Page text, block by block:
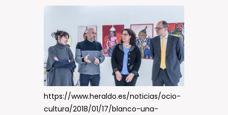
https://www.heraldo.es/noticias/ocio-
cultura/2018/01/17/blanco-una-